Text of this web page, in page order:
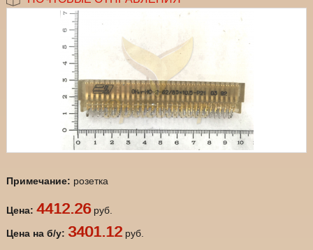
Примечание: розетка
Цена: 4412.26руб.
Цена на б/у: 3401.12руб.